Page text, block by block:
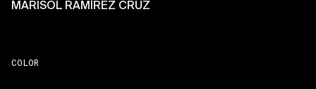
MARISOL RAMÍREZ CRUZ
COLOR